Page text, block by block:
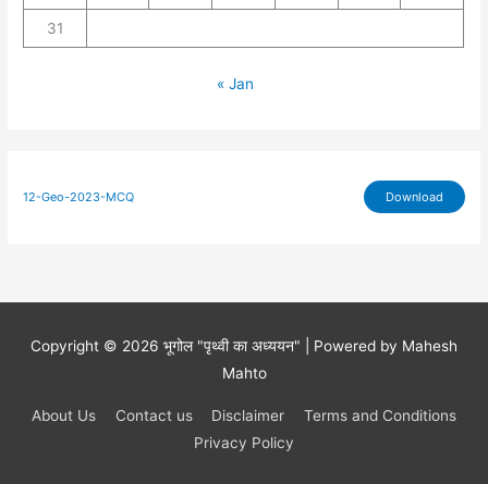
31
« Jan
12-Geo-2023-MCQ Download
Copyright © 2026 भूगोल "पृथ्वी का अध्ययन" | Powered by Mahesh
Mahto
About Us Contact us Disclaimer
Terms and Conditions
Privacy Policy